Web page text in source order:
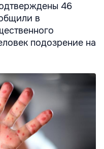
46
в
подозрение на